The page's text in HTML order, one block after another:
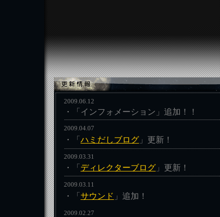
2009.06.12
・「インフォメーション」追加！！
2009.04.07
・「 ハミだしブログ」更新！
2009.03.31
・「 ディレクターブログ」更新！
2009.03.11
・「 サウンド 」追加！
2009.02.27